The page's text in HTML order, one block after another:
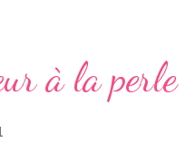
il s'agit d'une saga, ils
de plus de quatre-
à la perle